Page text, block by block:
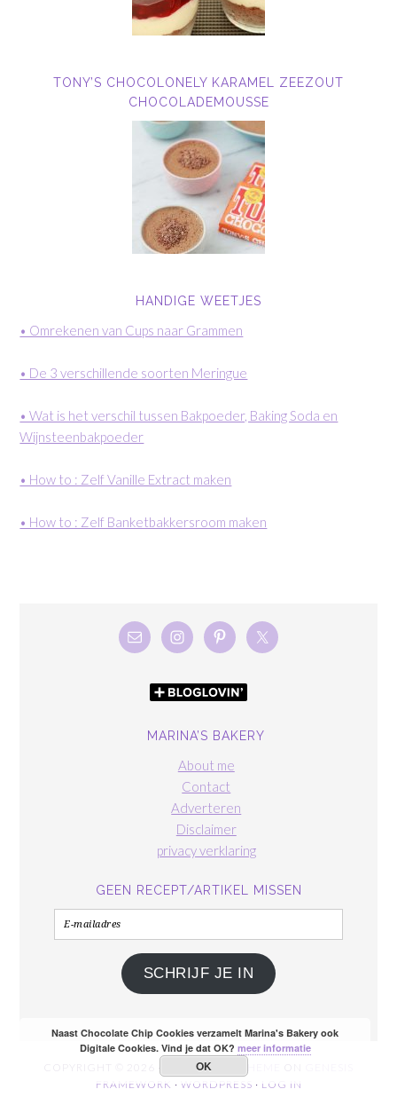
TONY’S CHOCOLONELY KARAMEL ZEEZOUT
CHOCOLADEMOUSSE
HANDIGE WEETJES
• Omrekenen van Cups naar Grammen
• De 3 verschillende soorten Meringue
• Wat is het verschil tussen Bakpoeder, Baking Soda en
Wijnsteenbakpoeder
• How to : Zelf Vanille Extract maken
• How to : Zelf Banketbakkersroom maken
MARINA’S BAKERY
About me
Contact
Adverteren
Disclaimer
privacy verklaring
GEEN RECEPT/ARTIKEL MISSEN
E-
mailadres
SCHRIJF JE IN
COPYRIGHT © 2026 · FOODIE PRO THEME
FRAMEWORK · WORDPRESS · LOG IN
Naast Chocolate Chip Cookies verzamelt Marina's Bakery ook
Digitale Cookies. Vind je dat OK? meer informatie
OK